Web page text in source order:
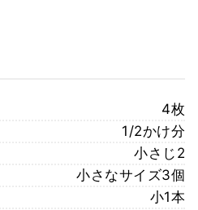
4枚
1/2かけ分
小さじ2
小さなサイズ3個
小1本